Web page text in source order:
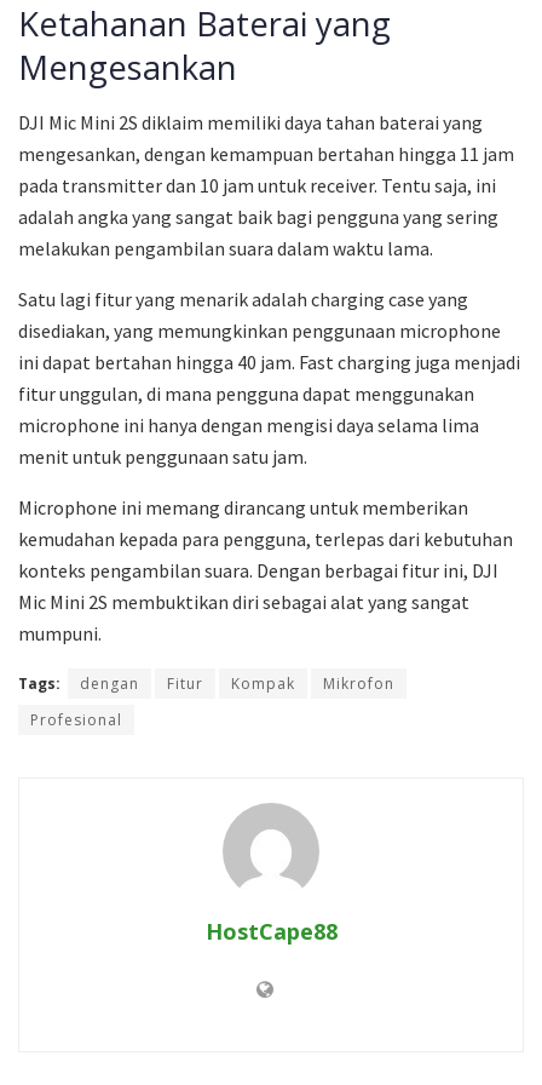
Ketahanan Baterai yang
Mengesankan
DJI Mic Mini 2S diklaim memiliki daya tahan baterai yang
mengesankan, dengan kemampuan bertahan hingga 11 jam
pada transmitter dan 10 jam untuk receiver. Tentu saja, ini
adalah angka yang sangat baik bagi pengguna yang sering
melakukan pengambilan suara dalam waktu lama.
Satu lagi fitur yang menarik adalah charging case yang
disediakan, yang memungkinkan penggunaan microphone
ini dapat bertahan hingga 40 jam. Fast charging juga menjadi
fitur unggulan, di mana pengguna dapat menggunakan
microphone ini hanya dengan mengisi daya selama lima
menit untuk penggunaan satu jam.
Microphone ini memang dirancang untuk memberikan
kemudahan kepada para pengguna, terlepas dari kebutuhan
konteks pengambilan suara. Dengan berbagai fitur ini, DJI
Mic Mini 2S membuktikan diri sebagai alat yang sangat
mumpuni.
Tags: dengan Fitur Kompak
Mikrofon
Profesional
HostCape88